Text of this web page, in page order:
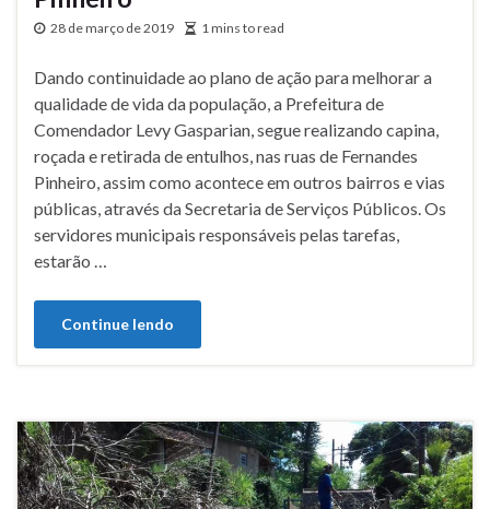
28 de março de 2019 1 mins to read
Dando continuidade ao plano de ação para melhorar a
qualidade de vida da população, a Prefeitura de
Comendador Levy Gasparian, segue realizando capina,
roçada e retirada de entulhos, nas ruas de Fernandes
Pinheiro, assim como acontece em outros bairros e vias
públicas, através da Secretaria de Serviços Públicos. Os
servidores municipais responsáveis pelas tarefas,
estarão …
Continue lendo